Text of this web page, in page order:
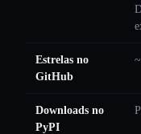
Estrelas no
GitHub
Downloads no
PyPI